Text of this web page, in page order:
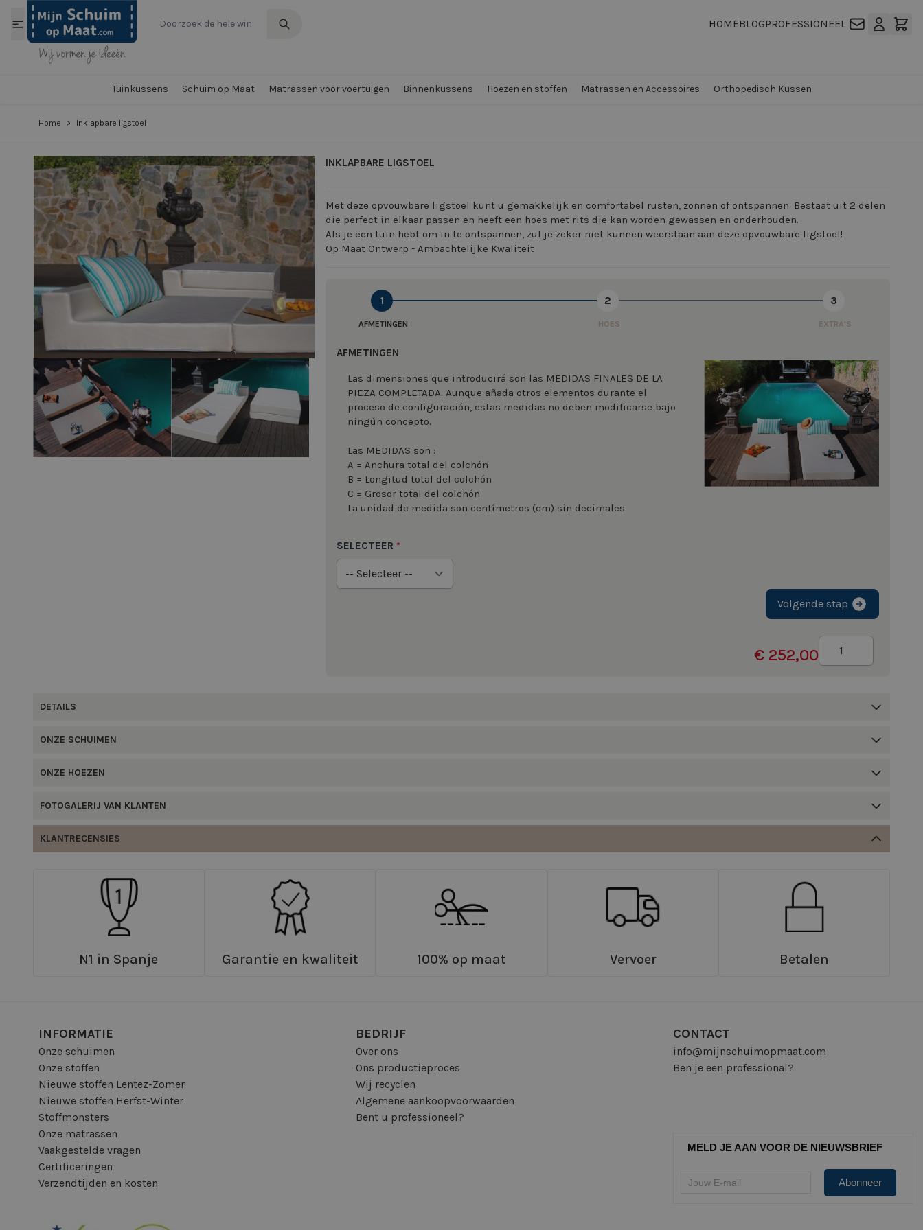
Ga naar de inhoud
HOMEBLOGPROFESSIONEEL
Tuinkussens Schuim op Maat Matrassen voor voertuigen Binnenkussens Hoezen en stoffen Matrassen en Accessoires Orthopedisch Kussen
Home > Inklapbare ligstoel
INKLAPBARE LIGSTOEL
View larger image
View larger image View larger image
Met deze opvouwbare ligstoel kunt u gemakkelijk en comfortabel rusten, zonnen of ontspannen. Bestaat uit 2 delen
die perfect in elkaar passen en heeft een hoes met rits die kan worden gewassen en onderhouden.
Als je een tuin hebt om in te ontspannen, zul je zeker niet kunnen weerstaan aan deze opvouwbare ligstoel!
Op Maat Ontwerp - Ambachtelijke Kwaliteit
1
AFMETINGEN
2
HOES
3
EXTRA'S
AFMETINGEN
Las dimensiones que introducirá son las MEDIDAS FINALES DE LA
PIEZA COMPLETADA. Aunque añada otros elementos durante el
proceso de configuración, estas medidas no deben modificarse bajo
ningún concepto.
Las MEDIDAS son :
A = Anchura total del colchón
B = Longitud total del colchón
C = Grosor total del colchón
La unidad de medida son centímetros (cm) sin decimales.
SELECTEER *
Volgende stap
€ 252,00
DETAILS
ONZE SCHUIMEN
ONZE HOEZEN
FOTOGALERIJ VAN KLANTEN
KLANTRECENSIES
N1 in Spanje Garantie en kwaliteit 100% op maat Vervoer Betalen
INFORMATIE
Onze schuimen
Onze stoffen
Nieuwe stoffen Lentez-Zomer
Nieuwe stoffen Herfst-Winter
Stoffmonsters
Onze matrassen
Vaakgestelde vragen
Certificeringen
Verzendtijden en kosten
BEDRIJF
Over ons
Ons productieproces
Wij recyclen
Algemene aankoopvoorwaarden
Bent u professioneel?
CONTACT
info@mijnschuimopmaat.com
Ben je een professional?
MELD JE AAN VOOR DE NIEUWSBRIEF